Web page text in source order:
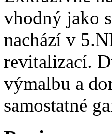
vhodný jako
nachází v
revitalizací.
výmalbu a
samostatné